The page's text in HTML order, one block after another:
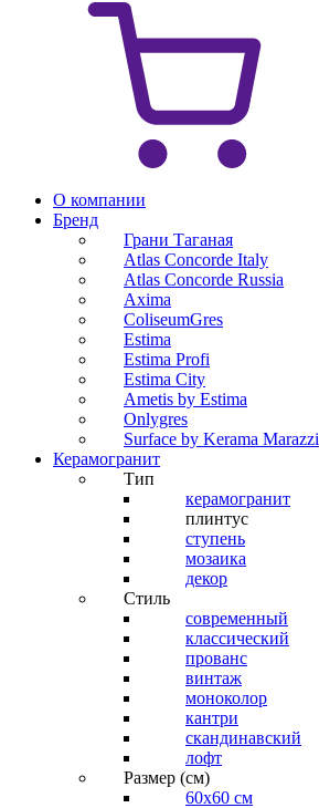
О компании
Бренд
Грани Таганая
Atlas Concorde Italy
Atlas Concorde Russia
Axima
ColiseumGres
Estima
Estima Profi
Estima City
Ametis by Estima
Onlygres
Surface by Kerama Marazzi
Керамогранит
Тип
керамогранит
плинтус
ступень
мозаика
декор
Стиль
современный
классический
прованс
винтаж
моноколор
кантри
скандинавский
лофт
Размер (см)
60х60 см